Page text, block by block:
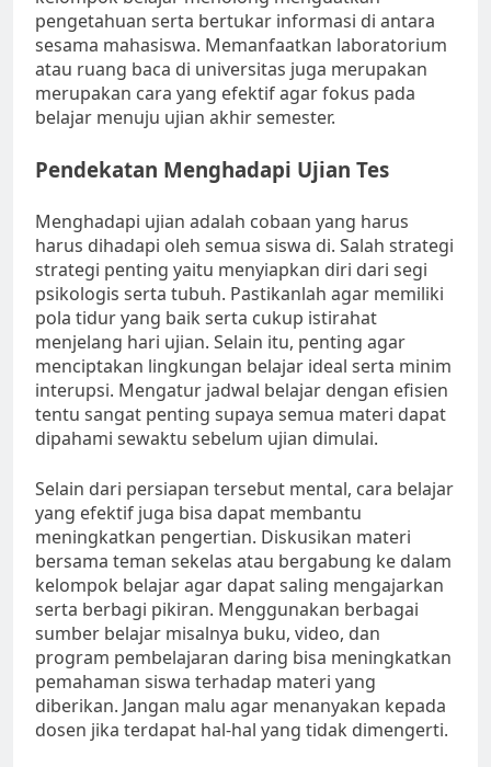
pengetahuan serta bertukar informasi di antara
sesama mahasiswa. Memanfaatkan laboratorium
atau ruang baca di universitas juga merupakan
merupakan cara yang efektif agar fokus pada
belajar menuju ujian akhir semester.
Pendekatan Menghadapi Ujian Tes
Menghadapi ujian adalah cobaan yang harus
harus dihadapi oleh semua siswa di. Salah strategi
strategi penting yaitu menyiapkan diri dari segi
psikologis serta tubuh. Pastikanlah agar memiliki
pola tidur yang baik serta cukup istirahat
menjelang hari ujian. Selain itu, penting agar
menciptakan lingkungan belajar ideal serta minim
interupsi. Mengatur jadwal belajar dengan efisien
tentu sangat penting supaya semua materi dapat
dipahami sewaktu sebelum ujian dimulai.
Selain dari persiapan tersebut mental, cara belajar
yang efektif juga bisa dapat membantu
meningkatkan pengertian. Diskusikan materi
bersama teman sekelas atau bergabung ke dalam
kelompok belajar agar dapat saling mengajarkan
serta berbagi pikiran. Menggunakan berbagai
sumber belajar misalnya buku, video, dan
program pembelajaran daring bisa meningkatkan
pemahaman siswa terhadap materi yang
diberikan. Jangan malu agar menanyakan kepada
dosen jika terdapat hal-hal yang tidak dimengerti.